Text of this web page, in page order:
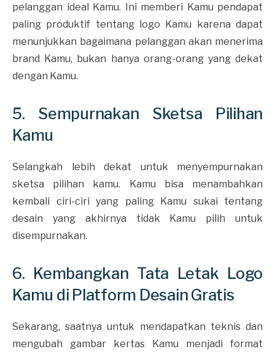
pelanggan ideal Kamu. Ini memberi Kamu pendapat
paling produktif tentang logo Kamu karena dapat
menunjukkan bagaimana pelanggan akan menerima
brand Kamu, bukan hanya orang-orang yang dekat
dengan Kamu.
5. Sempurnakan Sketsa Pilihan
Kamu
Selangkah lebih dekat untuk menyempurnakan
sketsa pilihan kamu. Kamu bisa menambahkan
kembali ciri-ciri yang paling Kamu sukai tentang
desain yang akhirnya tidak Kamu pilih untuk
disempurnakan.
6. Kembangkan Tata Letak Logo
Kamu di Platform Desain Gratis
Sekarang, saatnya untuk mendapatkan teknis dan
mengubah gambar kertas Kamu menjadi format